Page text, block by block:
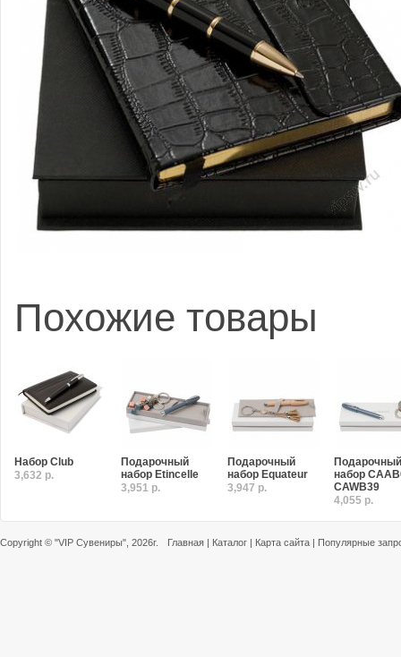
Похожие товары
Набор Club
3,632 р.
Подарочный
набор Etincelle
3,951 р.
Подарочный
набор Equateur
3,947 р.
Подарочный
набор
CAWB39
4,055 р.
Copyright © "VIP Сувениры" , 2026г. Главная | Каталог | Карта сайта | Популярные